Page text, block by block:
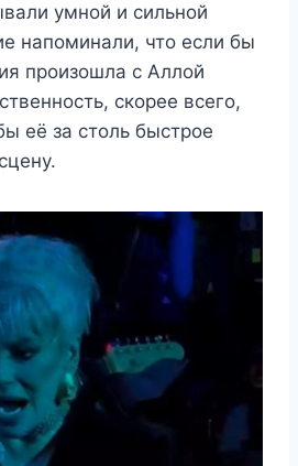
умной и сильной
напоминали, что если бы
произошла с Аллой
скорее всего,
её за столь быстрое